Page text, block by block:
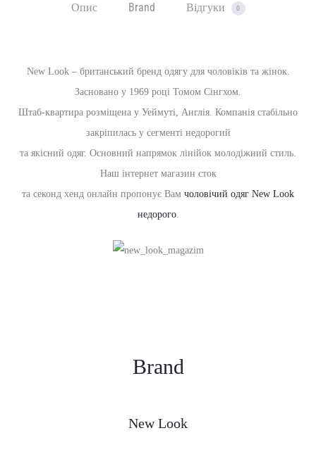
Опис Brand Відгуки 0
New Look – британський бренд одягу для чоловіків та жінок.
Засновано у 1969 році Томом Сінгхом.
Штаб-квартира розміщена у Уеймуті, Англія. Компанія стабільно
закріпилась у сегменті недорогий
та якісний одяг. Основний напрямок лінійок молодіжний стиль.
Наш інтернет магазин сток
та секонд хенд онлайн пропонує Вам чоловічий одяг New Look
недорого.
Brand
New Look